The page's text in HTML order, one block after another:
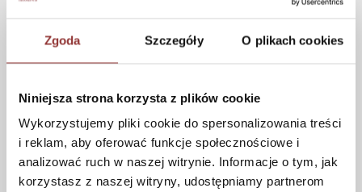
Zgoda Szczegóły O plikach cookies
Niniejsza strona korzysta z plików cookie
Wykorzystujemy pliki cookie do spersonalizowania treści
i reklam, aby oferować funkcje społecznościowe i
analizować ruch w naszej witrynie. Informacje o tym, jak
korzystasz z naszej witryny, udostępniamy partnerom
Jak kupować
Koszt dostawy
Informacje techniczne